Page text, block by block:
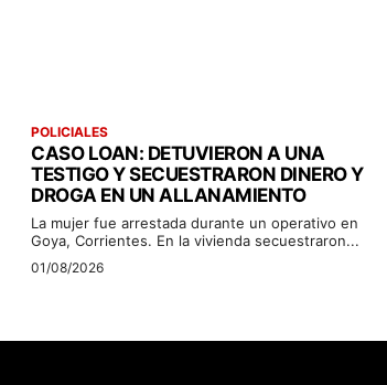
POLICIALES
CASO LOAN: DETUVIERON A UNA
TESTIGO Y SECUESTRARON DINERO Y
DROGA EN UN ALLANAMIENTO
La mujer fue arrestada durante un operativo en
Goya, Corrientes. En la vivienda secuestraron...
01/08/2026